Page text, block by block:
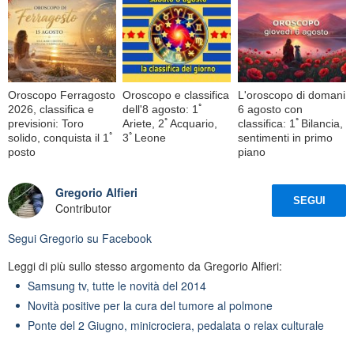
Oroscopo Ferragosto
2026, classifica e
previsioni: Toro
solido, conquista il 1ﾟ
posto
Oroscopo e classifica
dell'8 agosto: 1ﾟ
Ariete, 2ﾟAcquario,
3ﾟLeone
L'oroscopo di domani
6 agosto con
classifica: 1ﾟBilancia,
sentimenti in primo
piano
Gregorio Alfieri
Contributor
SEGUI
Segui Gregorio su Facebook
Leggi di più sullo stesso argomento da Gregorio Alfieri:
Samsung tv, tutte le novità del 2014
Novità positive per la cura del tumore al polmone
Ponte del 2 Giugno, minicrociera, pedalata o relax culturale